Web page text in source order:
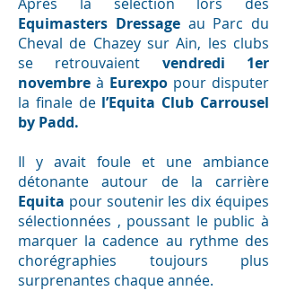
Equimasters Dressageau Parc du
Cheval de Chazey sur Ain, les clubs
se retrouvaient vendredi 1er
novembre à Eurexpo pour disputer
la finale de l’Equita Club Carrousel
by Padd.
Il y avait foule et une ambiance
détonante autour de la carrière
Equita pour soutenir les dix équipes
sélectionnées , poussant le public à
marquer la cadence au rythme des
chorégraphies toujours plus
surprenantes chaque année.